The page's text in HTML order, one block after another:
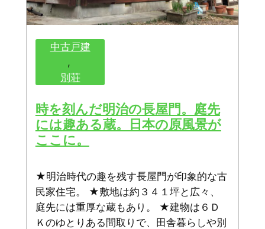
中古戸建
,
別荘
時を刻んだ明治の長屋門。庭先
には趣ある蔵。日本の原風景が
ここに。
★明治時代の趣を残す長屋門が印象的な古
民家住宅。 ★敷地は約３４１坪と広々、
庭先には重厚な蔵もあり。 ★建物は６Ｄ
Ｋのゆとりある間取りで、田舎暮らしや別